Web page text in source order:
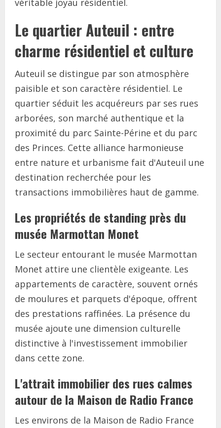
véritable joyau résidentiel.
Le quartier Auteuil : entre
charme résidentiel et culture
Auteuil se distingue par son atmosphère
paisible et son caractère résidentiel. Le
quartier séduit les acquéreurs par ses rues
arborées, son marché authentique et la
proximité du parc Sainte-Périne et du parc
des Princes. Cette alliance harmonieuse
entre nature et urbanisme fait d'Auteuil une
destination recherchée pour les
transactions immobilières haut de gamme.
Les propriétés de standing près du
musée Marmottan Monet
Le secteur entourant le musée Marmottan
Monet attire une clientèle exigeante. Les
appartements de caractère, souvent ornés
de moulures et parquets d'époque, offrent
des prestations raffinées. La présence du
musée ajoute une dimension culturelle
distinctive à l'investissement immobilier
dans cette zone.
L'attrait immobilier des rues calmes
autour de la Maison de Radio France
Les environs de la Maison de Radio France